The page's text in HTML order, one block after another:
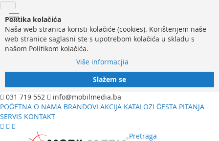
Politika kolačića
Naša web stranica koristi kolačiće (cookies). Korištenjem naše
web stranice saglasni ste s upotrebom kolačića u skladu s
našom Politikom kolačića.
Više informacjia
Slažem se
031 719 552
info@mobilmedia.ba
POČETNA O NAMA BRANDOVI AKCIJA KATALOZI ČESTA PITANJA
SERVIS KONTAKT
Pretraga